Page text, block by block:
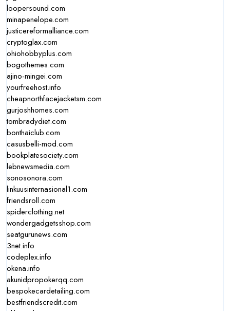
loopersound.com
minapenelope.com
justicereformalliance.com
cryptoglax.com
ohiohobbyplus.com
bogothemes.com
ajino-mingei.com
yourfreehost.info
cheapnorthfacejacketsm.com
gurjoshhomes.com
tombradydiet.com
bonthaiclub.com
casusbelli-mod.com
bookplatesociety.com
lebnewsmedia.com
sonosonora.com
linkuusinternasional1.com
friendsroll.com
spiderclothing.net
wondergadgetsshop.com
seatgurunews.com
3net.info
codeplex.info
okena.info
akunidpropokerqq.com
bespokecardetailing.com
bestfriendscredit.com